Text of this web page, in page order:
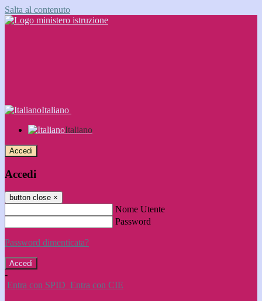
Salta al contenuto
Italiano
Italiano
Accedi
Accedi
button close ×
Nome Utente
Password
Password dimenticata?
-
Entra con SPID Entra con CIE